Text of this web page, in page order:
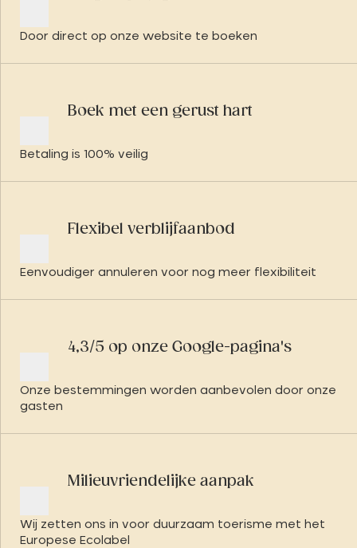
Door direct op onze website te boeken
Boek met een gerust hart
Betaling is 100% veilig
Flexibel verblijfaanbod
Eenvoudiger annuleren voor nog meer flexibiliteit
4,3/5 op onze Google-pagina's
Onze bestemmingen worden aanbevolen door onze
gasten
Milieuvriendelijke aanpak
Wij zetten ons in voor duurzaam toerisme met het
Europese Ecolabel